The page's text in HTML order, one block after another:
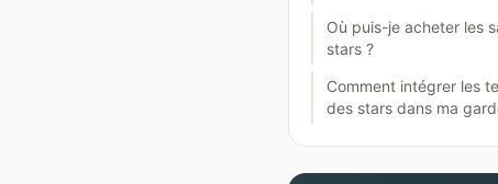
Où puis-je acheter les
stars ?
Comment intégrer les
des stars dans ma